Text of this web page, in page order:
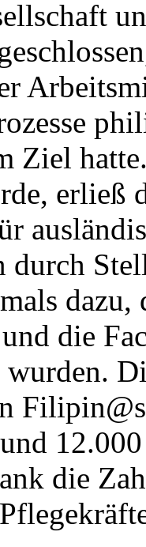
Ziel
erließ
durch
dazu,
die
die